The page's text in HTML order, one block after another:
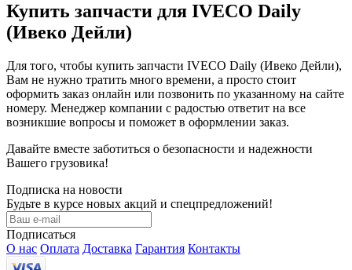
Купить запчасти для IVECO Daily
(Ивеко Дейли)
Для того, чтобы купить запчасти IVECO Daily (Ивеко Дейли),
Вам не нужно тратить много времени, а просто стоит
оформить заказ онлайн или позвонить по указанному на сайте
номеру. Менеджер компании с радостью ответит на все
возникшие вопросы и поможет в оформлении заказ.
Давайте вместе заботиться о безопасности и надежности
Вашего грузовика!
Подписка на новости
Будьте в курсе новых акций и спецпредложений!
Подписаться
О нас Оплата Доставка Гарантия Контакты